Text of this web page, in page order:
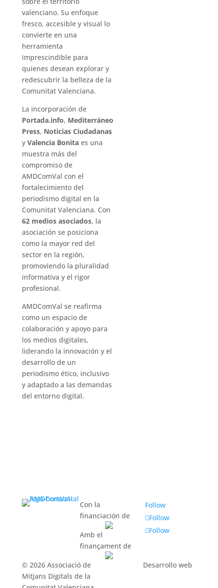
valenciano. Su enfoque
fresco, accesible y visual lo
convierte en una
herramienta
imprescindible para
quienes desean explorar y
redescubrir la belleza de la
Comunitat Valenciana.
La incorporación de
Portada.info, Mediterráneo
Press, Noticias Ciudadanas
y Valencia Bonitaes una
muestra más del
compromiso de
AMDComVal con el
fortalecimiento del
periodismo digital en la
Comunitat Valenciana. Con
62 medios asociados, la
asociación se posiciona
como la mayor red del
sector en la región,
promoviendo la pluralidad
informativa y el rigor
profesional.
AMDComVal se reafirma
como un espacio de
colaboración y apoyo para
los medios digitales,
liderando la innovación y el
desarrollo de un
periodismo ético, inclusivo
y adaptado a las demandas
del entorno digital.
Con la
financiación de
Amb el
finançament de
Follow
Follow
Follow
© 2026 Associació de
Mitjans Digitals de la
Desarrollo web